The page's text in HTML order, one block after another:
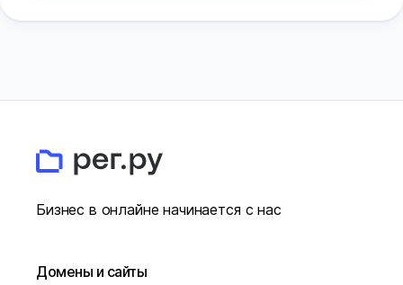
Бизнес в онлайне начинается с нас
Домены и сайты